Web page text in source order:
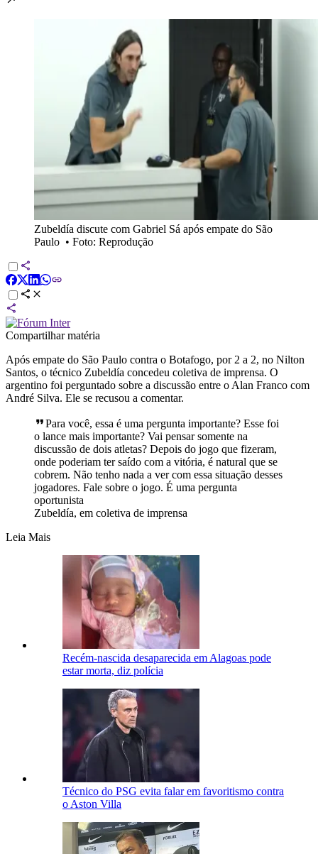
Zubeldía discute com Gabriel Sá após empate do São
Paulo • Foto: Reprodução
Compartilhar matéria
Após empate do São Paulo contra o Botafogo, por 2 a 2, no Nilton
Santos, o técnico Zubeldía concedeu coletiva de imprensa. O
argentino foi perguntado sobre a discussão entre o Alan Franco com
André Silva. Ele se recusou a comentar.
Para você, essa é uma pergunta importante? Esse foi
o lance mais importante? Vai pensar somente na
discussão de dois atletas? Depois do jogo que fizeram,
onde poderiam ter saído com a vitória, é natural que se
cobrem. Não tenho nada a ver com essa situação desses
jogadores. Fale sobre o jogo. É uma pergunta
oportunista
Zubeldía, em coletiva de imprensa
Leia Mais
Recém-nascida desaparecida em Alagoas pode
estar morta, diz polícia
Técnico do PSG evita falar em favoritismo contra
o Aston Villa